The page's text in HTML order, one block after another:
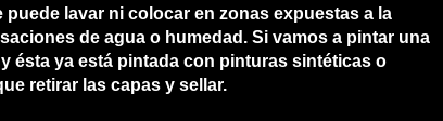
puede lavar ni colocar en zonas expuestas a la
de agua o humedad. Si vamos a pintar una
ésta ya está pintada con pinturas sintéticas o
retirar las capas y sellar.